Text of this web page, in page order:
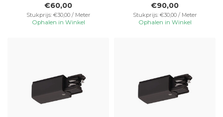
Vereenvoudigt ins...
€60,00
Stukprijs: €30,00 / Meter
Ophalen in Winkel
Vereenvoudigt ins...
€90,00
Stukprijs: €30,00 / Meter
Ophalen in Winkel